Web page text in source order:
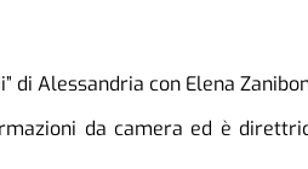
di Alessandria con Elena
da camera ed è